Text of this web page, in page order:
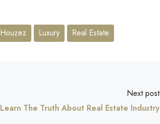
Houzez Luxury Real Estate
Next post
Learn The Truth About Real Estate Industry